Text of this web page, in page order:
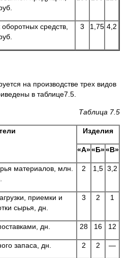
средств,
3 1,75 4,2
на производстве трех видов
в тaблицe7.5.
Таблица 7.5
Изделия
«A»«Б»«В»
материалов, млн.
2 1,5 3,2
приемки и
сырья, дн.
3 2 1
дн. 28 16 12
запаса, дн. 2 2 —